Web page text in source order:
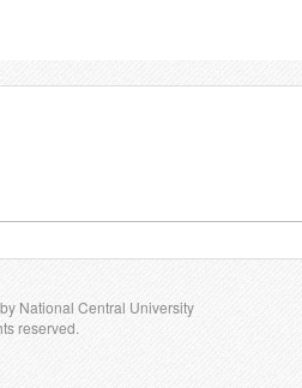
National Central University
reserved.